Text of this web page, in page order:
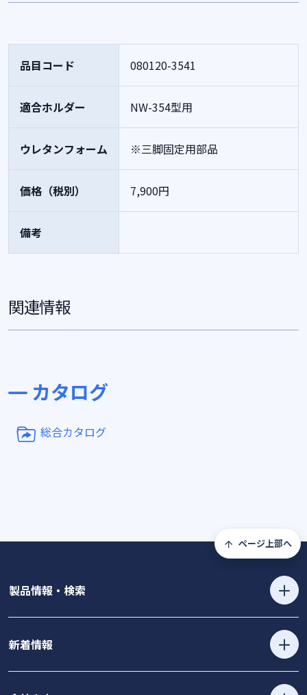
品目コード 080120-3541
適合ホルダー NW-354型用
ウレタンフォーム ※三脚固定用部品
価格（税別） 7,900円
備考
関連情報
カタログ
総合カタログ
ページ上部へ
製品情報・検索
新着情報